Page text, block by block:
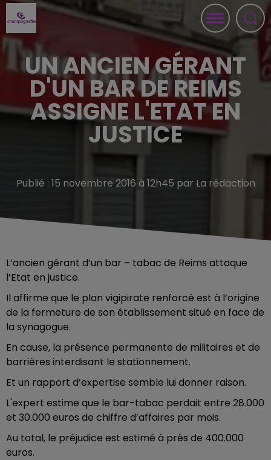
UN ANCIEN GÉRANT
D'UN BAR DE REIMS
ASSIGNE L'ETAT EN
JUSTICE
Publié : 15 novembre 2016 à 12h45 par La rédaction
L’ancien gérant d’un bar – tabac de Reims attaque
l’Etat en justice.
Il affirme que le plan vigipirate renforcé est à l’origine
de la fermeture de son établissement situé en face de
la synagogue.
En cause, la présence permanente de militaires et de
barrières interdisant le stationnement.
Et un rapport d’expertise semble lui donner raison.
L'expert estime que le bar-tabac perdait entre 28.000
et 30.000 euros de chiffre d’affaires par mois.
Au total, le préjudice est estimé à près de 400.000
euros.